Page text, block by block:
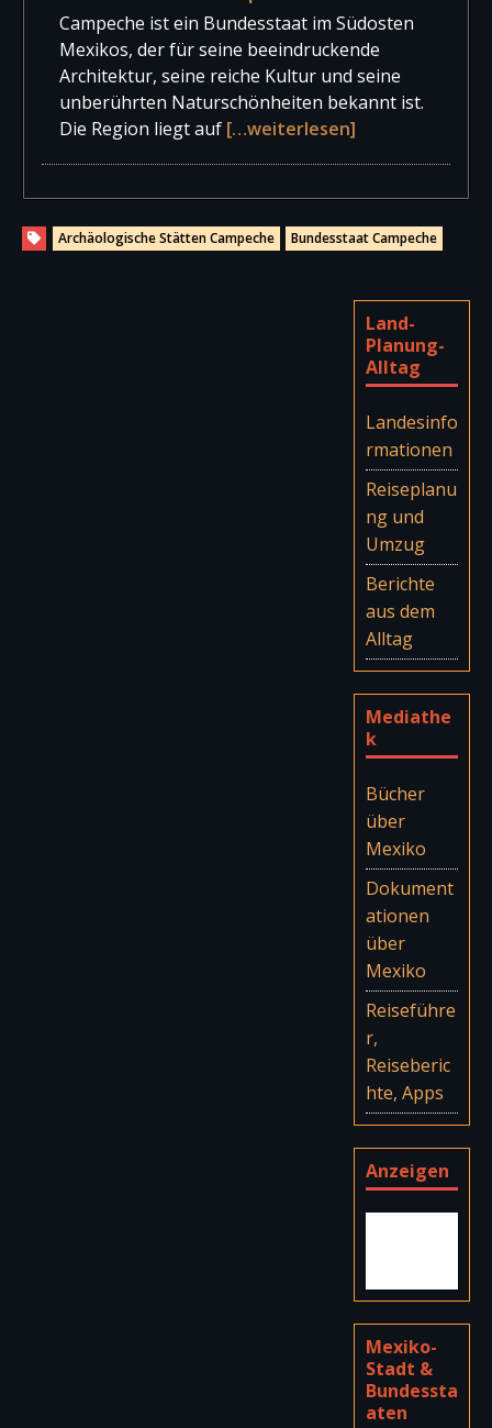
Campeche ist ein Bundesstaat im Südosten
Mexikos, der für seine beeindruckende
Architektur, seine reiche Kultur und seine
unberührten Naturschönheiten bekannt ist.
Die Region liegt auf […weiterlesen]
Archäologische Stätten Campeche Bundesstaat Campeche
Land-
Planung-
Alltag
Landesinfo
rmationen
Reiseplanu
ng und
Umzug
Berichte
aus dem
Alltag
Mediathe
k
Bücher
über
Mexiko
Dokument
ationen
über
Mexiko
Reiseführe
r,
Reiseberic
hte, Apps
Anzeigen
Mexiko-
Stadt &
Bundessta
aten